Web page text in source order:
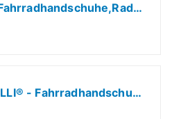
Grebarley Fahrradhandschuhe,Radsporthandschuhe rutschfeste und Stoßdämpfende Mountainbike Handschuhe mit geeiget Unisex Herren Damen (Schwarz, M)
MACCIAVELLI® - Fahrradhandschuhe Herren | Gepolstert, Atmungsaktiv, Sicher | MTB Fahrrad Handschuhe für Herren & Damen | Fingerlose Radhandschuhe mit Gel-Einlagen - Ideal für MTB/Rennrad/Trekking